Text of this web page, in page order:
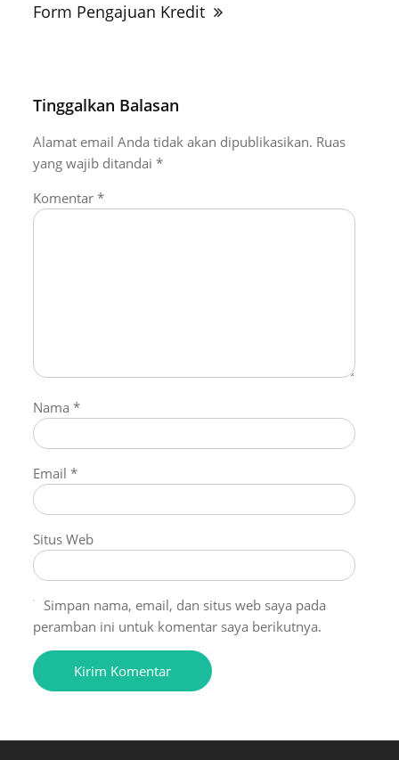
Form Pengajuan Kredit
Tinggalkan Balasan
Alamat email Anda tidak akan dipublikasikan. Ruas
yang wajib ditandai*
Komentar*
Nama*
Email*
Situs Web
Simpan nama, email, dan situs web saya pada
peramban ini untuk komentar saya berikutnya.